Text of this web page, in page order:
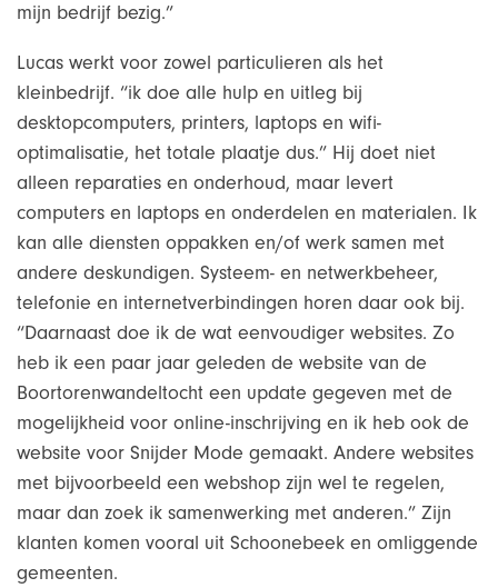
mijn bedrijf bezig.”
Lucas werkt voor zowel particulieren als het
kleinbedrijf. “ik doe alle hulp en uitleg bij
desktopcomputers, printers, laptops en wifi-
optimalisatie, het totale plaatje dus.” Hij doet niet
alleen reparaties en onderhoud, maar levert
computers en laptops en onderdelen en materialen. Ik
kan alle diensten oppakken en/of werk samen met
andere deskundigen. Systeem- en netwerkbeheer,
telefonie en internetverbindingen horen daar ook bij.
“Daarnaast doe ik de wat eenvoudiger websites. Zo
heb ik een paar jaar geleden de website van de
Boortorenwandeltocht een update gegeven met de
mogelijkheid voor online-inschrijving en ik heb ook de
website voor Snijder Mode gemaakt. Andere websites
met bijvoorbeeld een webshop zijn wel te regelen,
maar dan zoek ik samenwerking met anderen.” Zijn
klanten komen vooral uit Schoonebeek en omliggende
gemeenten.